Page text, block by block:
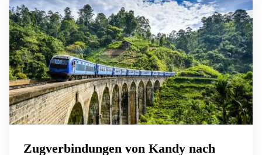
Zugverbindungen von Kandy nach